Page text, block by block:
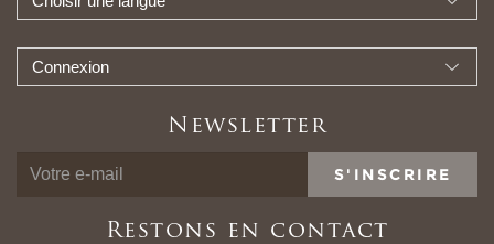
Connexion
Newsletter
S'INSCRIRE
Restons en contact